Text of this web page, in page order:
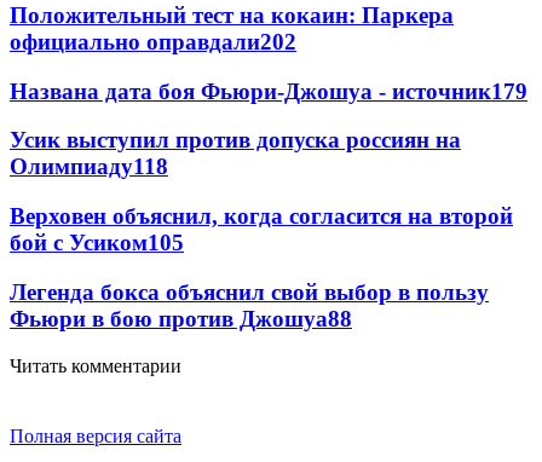
Положительный тест на кокаин: Паркера
официально оправдали202
Названа дата боя Фьюри-Джошуа - источник179
Усик выступил против допуска россиян на
Олимпиаду118
Верховен объяснил, когда согласится на второй
бой с Усиком105
Легенда бокса объяснил свой выбор в пользу
Фьюри в бою против Джошуа88
Читать комментарии
Полная версия сайта